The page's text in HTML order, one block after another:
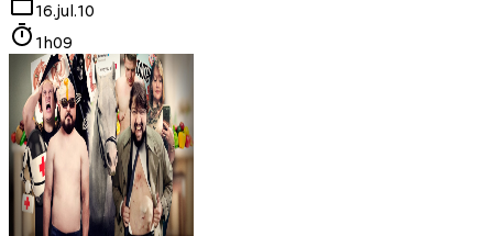
16.jul.10
1h09